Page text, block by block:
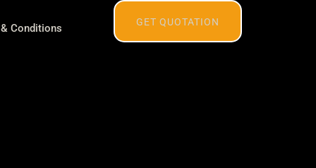
Conditions GET QUOTATION